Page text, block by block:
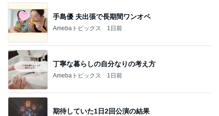
手島優 夫出張で長期間ワンオペ
Amebaトピックス 1日前
丁寧な暮らしの自分なりの考え方
Amebaトピックス 1日前
期待していた1日2回公演の結果